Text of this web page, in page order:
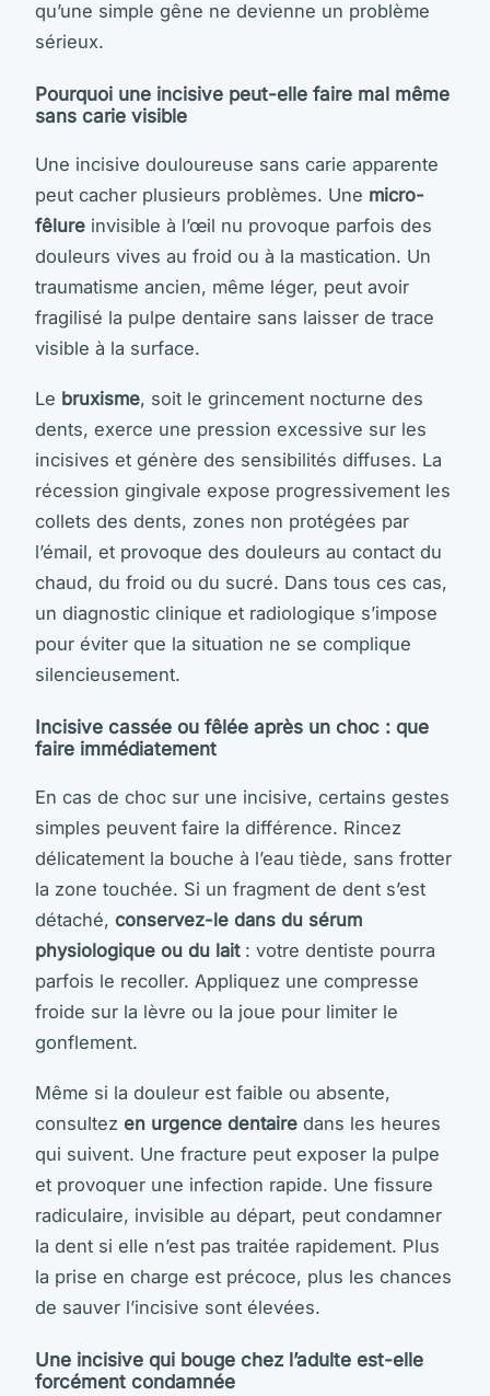
qu’une simple gêne ne devienne un problème
sérieux.
Pourquoi une incisive peut-elle faire mal même
sans carie visible
Une incisive douloureuse sans carie apparente
peut cacher plusieurs problèmes. Une micro-
fêlure invisible à l’œil nu provoque parfois des
douleurs vives au froid ou à la mastication. Un
traumatisme ancien, même léger, peut avoir
fragilisé la pulpe dentaire sans laisser de trace
visible à la surface.
Le bruxisme, soit le grincement nocturne des
dents, exerce une pression excessive sur les
incisives et génère des sensibilités diffuses. La
récession gingivale expose progressivement les
collets des dents, zones non protégées par
l’émail, et provoque des douleurs au contact du
chaud, du froid ou du sucré. Dans tous ces cas,
un diagnostic clinique et radiologique s’impose
pour éviter que la situation ne se complique
silencieusement.
Incisive cassée ou fêlée après un choc : que
faire immédiatement
En cas de choc sur une incisive, certains gestes
simples peuvent faire la différence. Rincez
délicatement la bouche à l’eau tiède, sans frotter
la zone touchée. Si un fragment de dent s’est
détaché, conservez-le dans du sérum
physiologique ou du lait: votre dentiste pourra
parfois le recoller. Appliquez une compresse
froide sur la lèvre ou la joue pour limiter le
gonflement.
Même si la douleur est faible ou absente,
consultez en urgence dentaire dans les heures
qui suivent. Une fracture peut exposer la pulpe
et provoquer une infection rapide. Une fissure
radiculaire, invisible au départ, peut condamner
la dent si elle n’est pas traitée rapidement. Plus
la prise en charge est précoce, plus les chances
de sauver l’incisive sont élevées.
Une incisive qui bouge chez l’adulte est-elle
forcément condamnée